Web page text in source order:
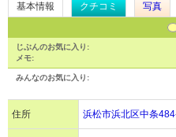
基本情報 クチコミ
写真
じぶんのお気に入り:
メモ:
みんなのお気に入り:
住所 浜松市浜北区中条